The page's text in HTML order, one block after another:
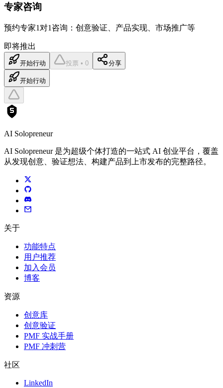
专家咨询
预约专家1对1咨询：创意验证、产品实现、市场推广等
即将推出
开始行动 投票 • 0 分享
开始行动
AI Solopreneur
AI Solopreneur 是为超级个体打造的一站式 AI 创业平台，覆盖
从发现创意、验证想法、构建产品到上市发布的完整路径。
关于
功能特点
用户推荐
加入会员
博客
资源
创意库
创意验证
PMF 实战手册
PMF 冲刺营
社区
LinkedIn